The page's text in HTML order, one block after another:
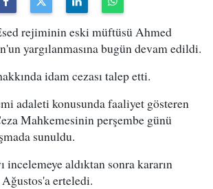
rejiminin eski müftüsü Ahmed
yargılanmasına bugün devam edildi.
idam cezası talep etti.
adaleti konusunda faaliyet gösteren
Mahkemesinin perşembe günü
sunuldu.
incelemeye aldıktan sonra kararın
Ağustos'a erteledi.